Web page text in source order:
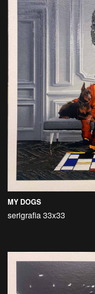
MY DOGS
serigrafia 33x33